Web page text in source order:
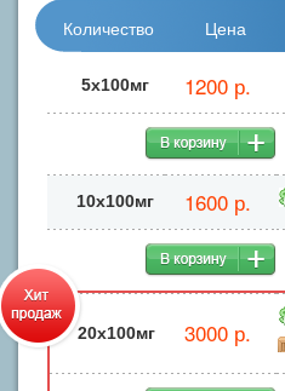
Количество Цена
5х100мг 1200 р.
10x100мг 1600 р.
20x100мг 3000 р.